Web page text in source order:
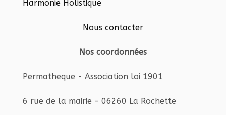
Harmonie Holistique
Nous contacter
Nos coordonnées
Permatheque - Association loi 1901
6 rue de la mairie - 06260 La Rochette